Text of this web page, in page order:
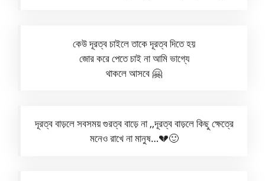
কেউ দূরত্ব চাইলে তাকে দূরত্ব দিতে হয়
জোর করে পেতে চাই না আমি ভাগ্যে
থাকলে আসবে 🤗
দূরত্ব বাড়লে সবসময় গুরত্ব বাড়ে না ,,দূরত্ব বাড়লে কিছু ক্ষেত্রে
মনেও রাখে না মানুষ…💔🙂